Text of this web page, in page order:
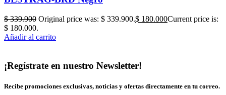
$339.900 Original price was: $ 339.900.$ 180.000Current price is:
$ 180.000.
Añadir al carrito
¡Regístrate en nuestro Newsletter!
Recibe promociones exclusivas, noticias y ofertas directamente en tu correo.